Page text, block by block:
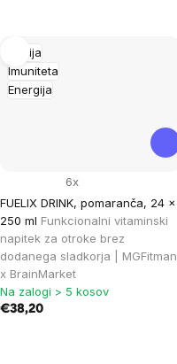
Akcija
Imuniteta
Energija
FUELIX DRINK, pomaranča, 24 x
250 ml Funkcionalni vitaminski
napitek za otroke brez
dodanega sladkorja | MGFitman
x BrainMarket
6x
Na zalogi > 5 kosov
€38,20